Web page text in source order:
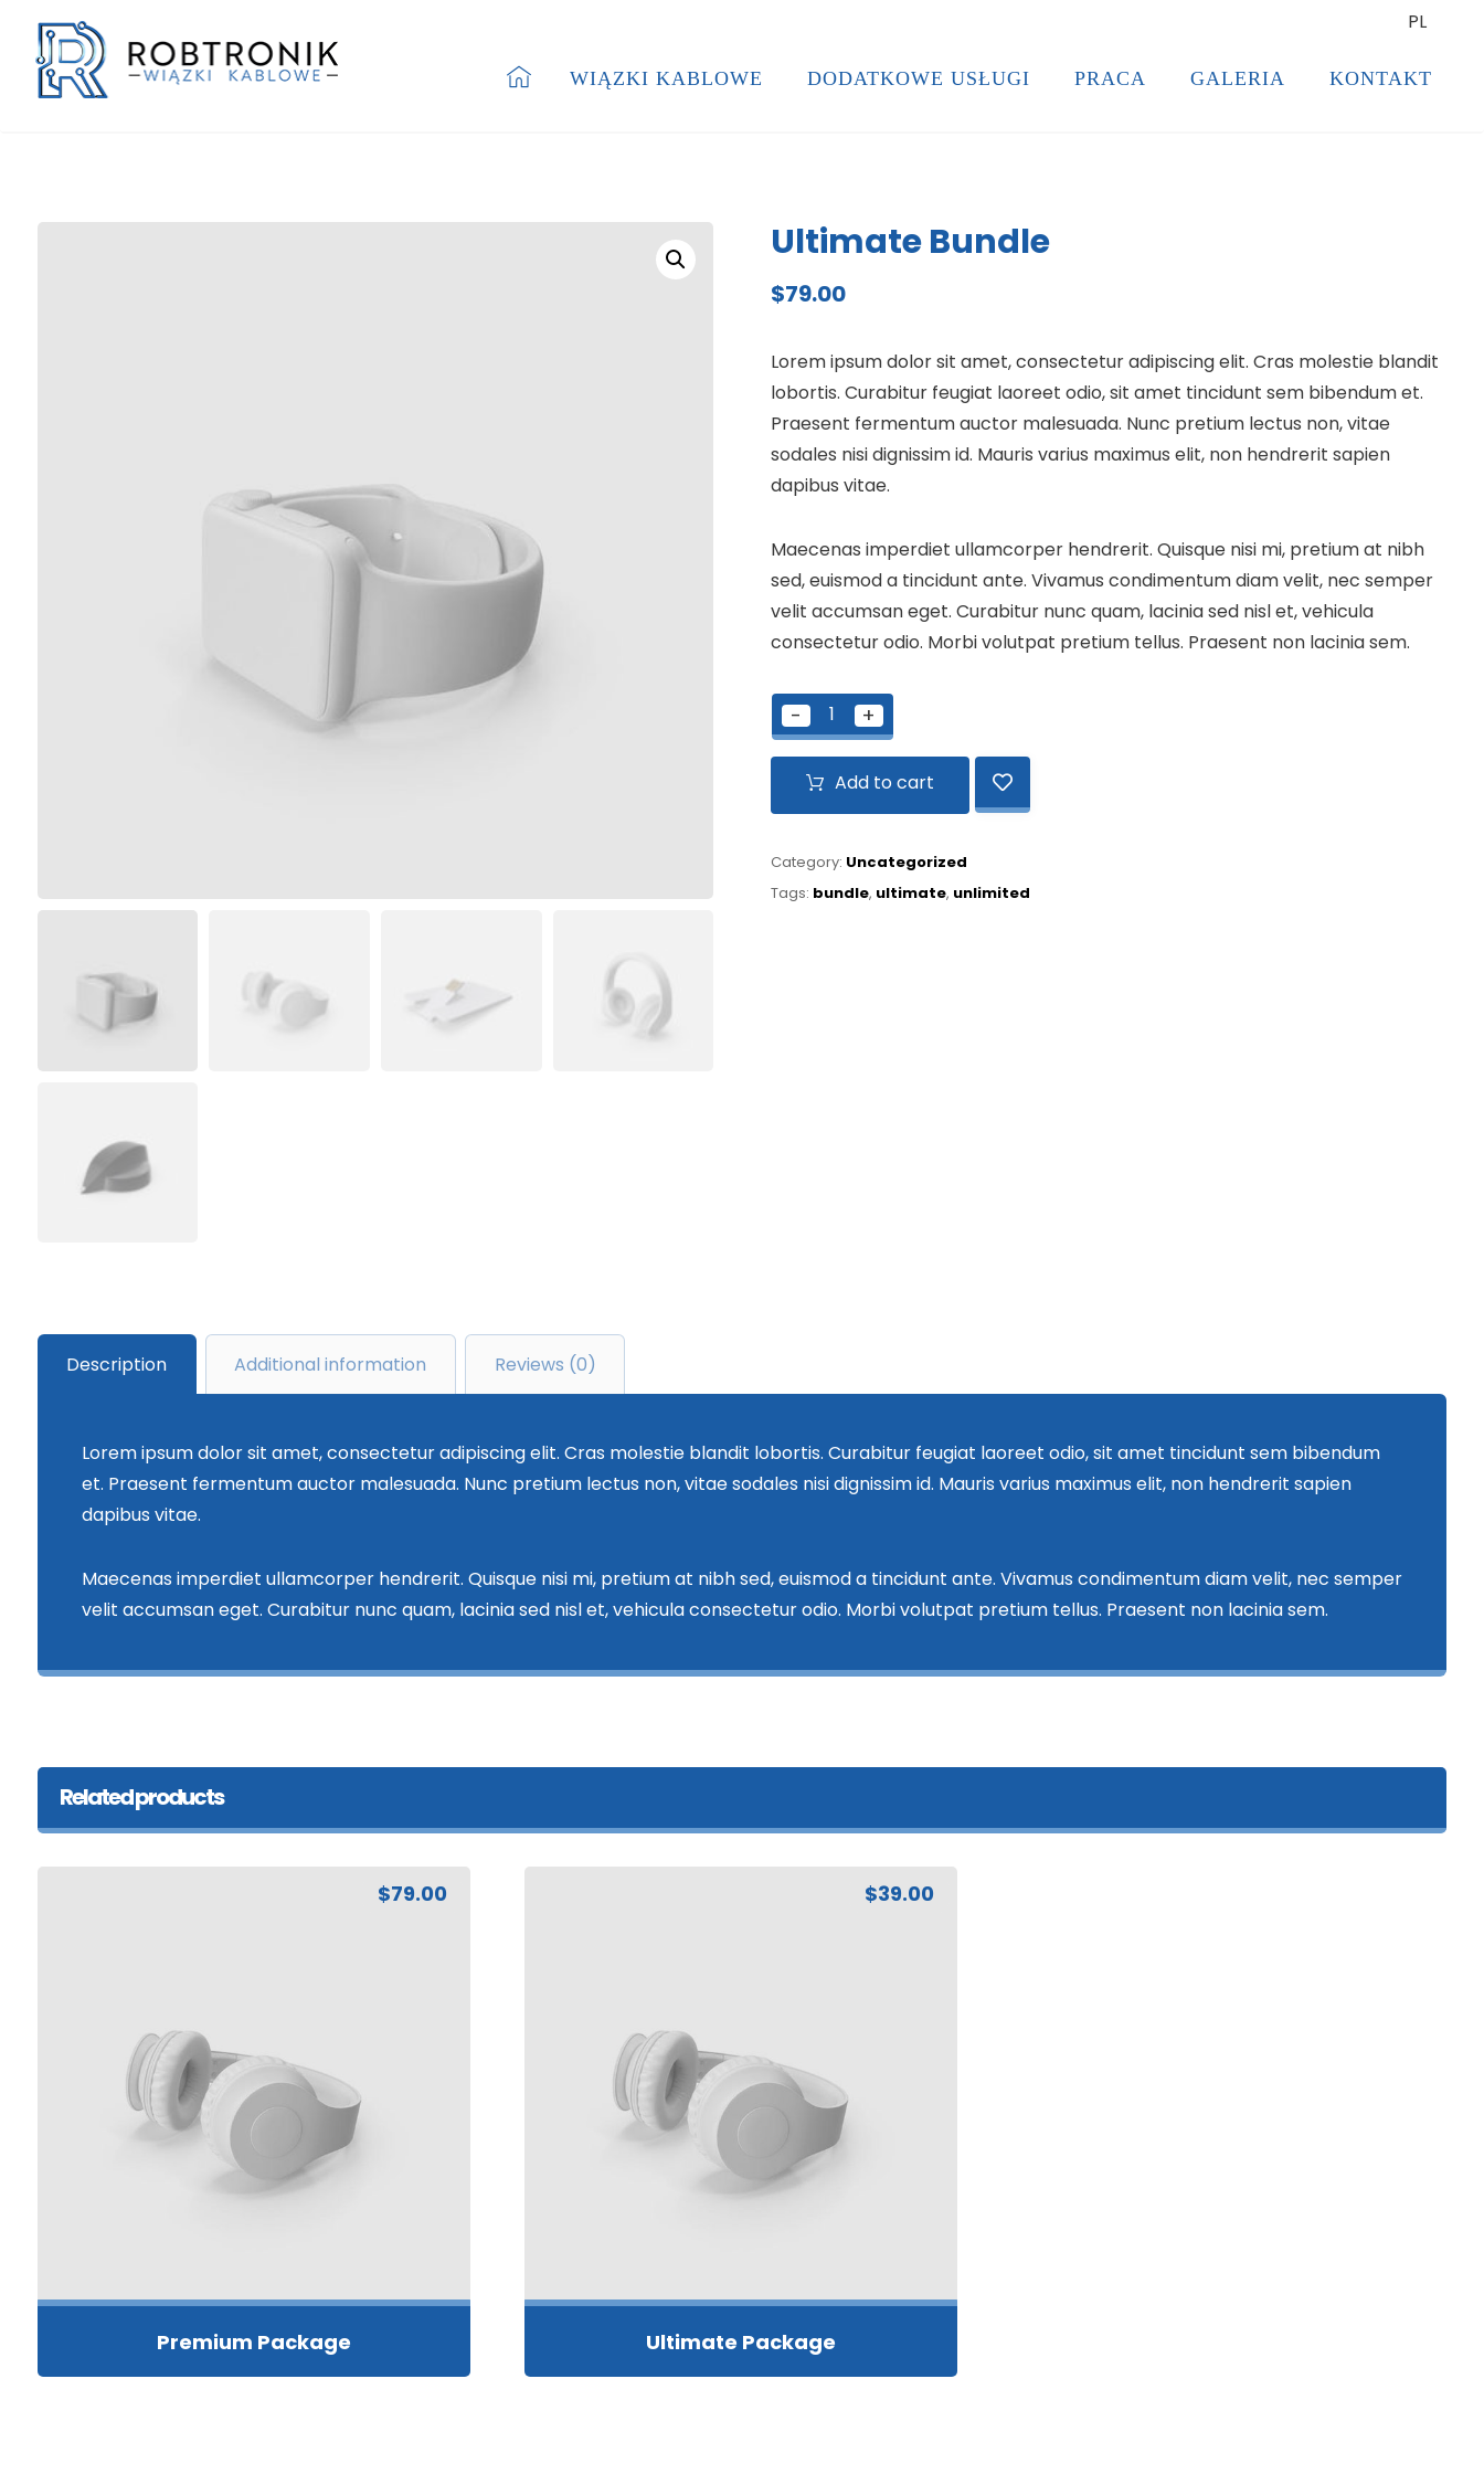
PL
WIĄZKI KABLOWE DODATKOWE USŁUGI PRACA GALERIA KONTAKT
Ultimate Bundle
$79.00
Lorem ipsum dolor sit amet, consectetur adipiscing elit. Cras molestie blandit
lobortis. Curabitur feugiat laoreet odio, sit amet tincidunt sem bibendum et.
Praesent fermentum auctor malesuada. Nunc pretium lectus non, vitae
sodales nisi dignissim id. Mauris varius maximus elit, non hendrerit sapien
dapibus vitae.
Maecenas imperdiet ullamcorper hendrerit. Quisque nisi mi, pretium at nibh
sed, euismod a tincidunt ante. Vivamus condimentum diam velit, nec semper
velit accumsan eget. Curabitur nunc quam, lacinia sed nisl et, vehicula
consectetur odio. Morbi volutpat pretium tellus. Praesent non lacinia sem.
- +
Add to cart
Category: Uncategorized
Tags: bundle, ultimate, unlimited
Description Additional information Reviews (0)
Lorem ipsum dolor sit amet, consectetur adipiscing elit. Cras molestie blandit lobortis. Curabitur feugiat laoreet odio, sit amet tincidunt sem bibendum
et. Praesent fermentum auctor malesuada. Nunc pretium lectus non, vitae sodales nisi dignissim id. Mauris varius maximus elit, non hendrerit sapien
dapibus vitae.
Maecenas imperdiet ullamcorper hendrerit. Quisque nisi mi, pretium at nibh sed, euismod a tincidunt ante. Vivamus condimentum diam velit, nec semper
velit accumsan eget. Curabitur nunc quam, lacinia sed nisl et, vehicula consectetur odio. Morbi volutpat pretium tellus. Praesent non lacinia sem.
Related products
Premium Package
$79.00
Ultimate Package
$39.00